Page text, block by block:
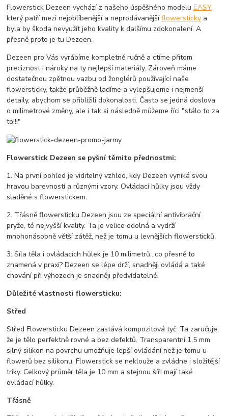
Flowerstick Dezeen vychází z našeho úspěšného modeluEASY,
který patří mezi nejoblíbenější a neprodávanějšíflowersticky a
byla by škoda nevyužít jeho kvality k dalšímu zdokonalení. A
přesně proto je tu Dezeen.
Dezeen pro Vás vyrábíme kompletně ručně a ctíme přitom
preciznost i nároky na ty nejlepší materiály. Zároveň máme
dostatečnou zpětnou vazbu od žonglérů používající naše
flowersticky, takže průběžně ladíme a vylepšujeme i nejmenší
detaily, abychom se přiblížili dokonalosti. Často se jedná doslova
o milimetrové změny, ale i tak si následně můžeme říci "stálo to za
to!!!"
Flowerstick Dezeen se pyšní těmito přednostmi:
1. Na první pohled je viditelný vzhled, kdy Dezeen vyniká svou
hravou barevností a různými vzory. Ovládací hůlky jsou vždy
sladěné s flowerstickem.
2. Třásně flowersticku Dezeen jsou ze speciální antivibrační
pryže, té nejvyšší kvality. Ta je velice odolná a vydrží
mnohonásobně větší zátěž, než je tomu u levnějších flowersticků.
3. Síla těla i ovládacích hůlek je 10 milimetrů...co přesně to
znamená v praxi? Dezeen se lépe drží, snadněji ovládá a také
chování při výhozech je snadněji předvídatelné.
Důležité vlastnosti flowersticku:
Střed
Střed Flowersticku Dezeen zastává kompozitová tyč. Ta zaručuje,
že je tělo perfektně rovné a bez defektů. Transparentní 1,5 mm
silný silikon na povrchu umožňuje lepší ovládání než je tomu u
flowerů bez silikonu. Flowerstick se neklouže a zvládne i složitější
triky. Celkový průměr těla je 10 mm a stejnou šíři mají také
ovládací hůlky.
Třásně